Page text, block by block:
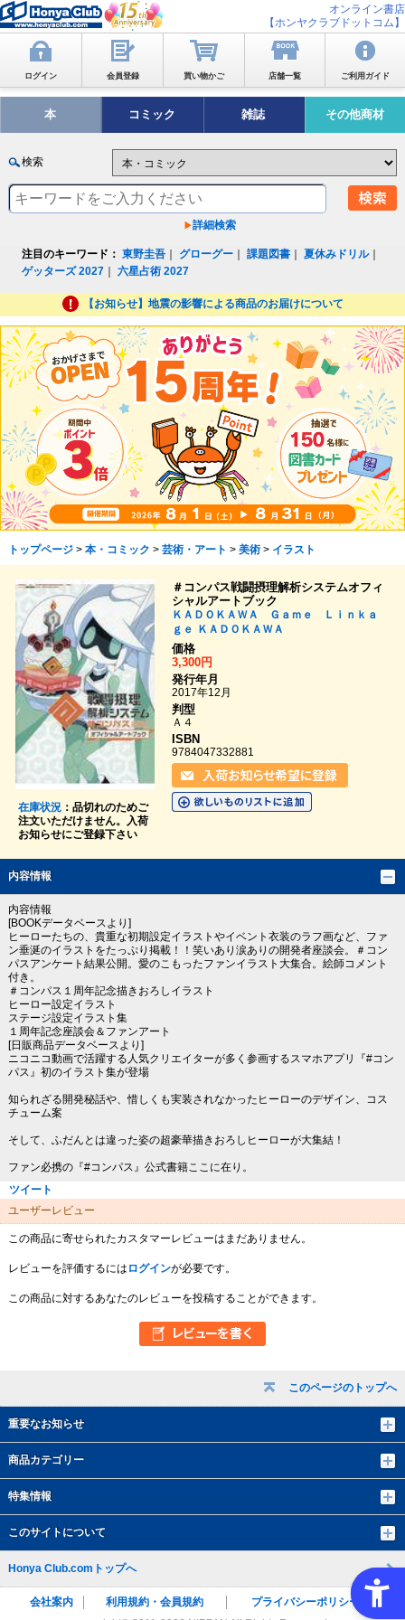
オンライン書店
【ホンヤクラブドットコム】
ログイン 会員登録 買い物かご 店舗一覧 ご利用ガイド
本 コミック 雑誌 その他商材
検索
詳細検索
注目のキーワード： 東野圭吾 グローグー ｜課題図書 ｜夏休みドリル｜
ゲッターズ 2027 ｜六星占術 2027
【お知らせ】地震の影響による商品のお届けについて
このページのトップへ
重要なお知らせ
商品カテゴリー
特集情報
このサイトについて
トップページ> 本・コミック > 芸術・アート > 美術> イラスト
在庫状況：品切れのためご
注文いただけません。入荷
お知らせにご登録下さい
＃コンパス戦闘摂理解析システムオフィ
シャルアートブック
ＫＡＤＯＫＡＷＡ Ｇａｍｅ Ｌｉｎｋａ
ｇｅ
ＫＡＤＯＫＡＷＡ
価格
3,300円
発行年月
2017年12月
判型
Ａ４
ISBN
9784047332881
内容情報
内容情報
[BOOKデータベースより]
ヒーローたちの、貴重な初期設定イラストやイベント衣装のラフ画など、ファ
ン垂涎のイラストをたっぷり掲載！！笑いあり涙ありの開発者座談会。＃コン
パスアンケート結果公開。愛のこもったファンイラスト大集合。絵師コメント
付き。
＃コンパス１周年記念描きおろしイラスト
ヒーロー設定イラスト
ステージ設定イラスト集
１周年記念座談会＆ファンアート
[日販商品データベースより]
ニコニコ動画で活躍する人気クリエイターが多く参画するスマホアプリ『#コン
パス』初のイラスト集が登場
知られざる開発秘話や、惜しくも実装されなかったヒーローのデザイン、コス
チューム案
そして、ふだんとは違った姿の超豪華描きおろしヒーローが大集結！
ファン必携の『#コンパス』公式書籍ここに在り。
ツイート
ユーザーレビュー
この商品に寄せられたカスタマーレビューはまだありません。
レビューを評価するには ログインが必要です。
この商品に対するあなたのレビューを投稿することができます。
Honya Club.comトップへ
会社案内 利用規約・会員規約
プライバシーポリシー